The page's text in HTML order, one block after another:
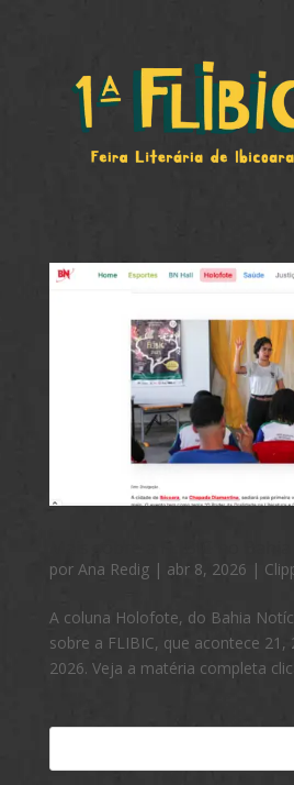
por Ana Redig| abr 8, 2026 |
A coluna Holofote, do Bahia
sobre a FLIBIC, que acontece 21,
2026. Veja a matéria completa